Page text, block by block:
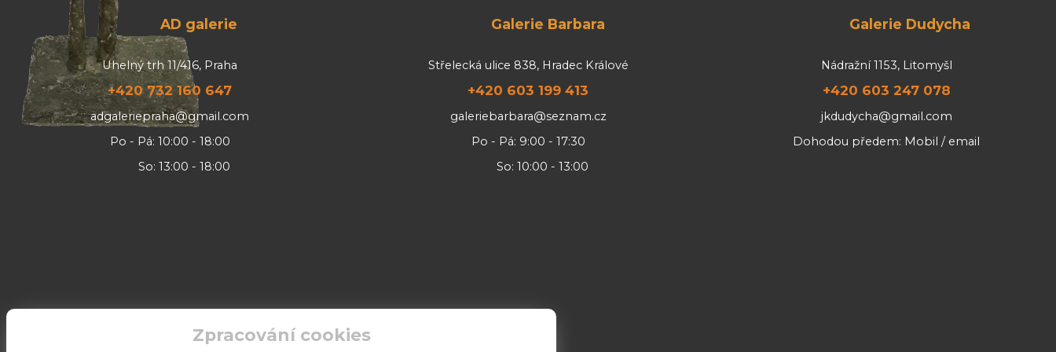
AD galerie
Uhelný trh 11/416, Praha
+420 732 160 647
adgaleriepraha@gmail.com
Po - Pá: 10:00 - 18:00
So: 13:00 - 18:00
Galerie Barbara
Střelecká ulice 838, Hradec Králové
+420 603 199 413
galeriebarbara@seznam.cz
Po - Pá: 9:00 - 17:30
So: 10:00 - 13:00
Galerie Dudycha
Nádražní 1153, Litomyšl
+420 603 247 078
jkdudycha@gmail.com
Dohodou předem: Mobil / email
Zpracování cookies